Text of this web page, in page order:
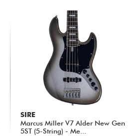
SIRE
Marcus Miller V7 Alder New Gen
5ST (5-String) - Me...